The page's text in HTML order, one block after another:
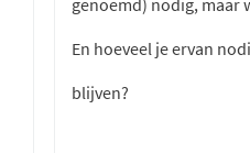
En hoeveel je ervan
blijven?